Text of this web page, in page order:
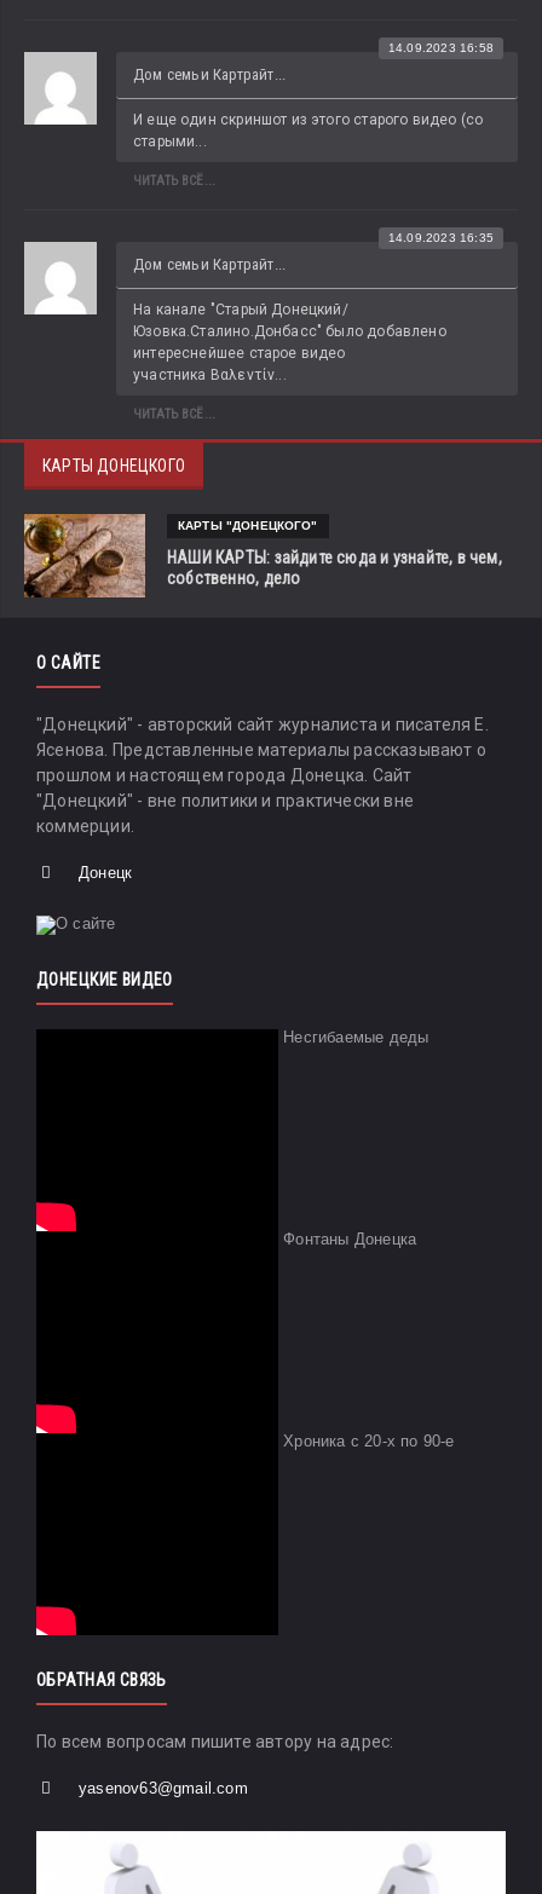
Дом семьи Картрайт...
14.09.2023 16:58
И еще один скриншот из этого старого видео (со
старыми...
ЧИТАТЬ ВСЁ...
Дом семьи Картрайт...
14.09.2023 16:35
На канале "Старый Донецкий/
Юзовка.Сталино.Донбасс" было добавлено
интереснейшее старое видео
участника Βαλεντίν...
ЧИТАТЬ ВСЁ...
КАРТЫ ДОНЕЦКОГО
КАРТЫ "ДОНЕЦКОГО"
НАШИ КАРТЫ: зайдите сюда и узнайте, в чем,
собственно, дело
О САЙТЕ
"Донецкий" - авторский сайт журналиста и писателя Е.
Ясенова. Представленные материалы рассказывают о
прошлом и настоящем города Донецка. Сайт
"Донецкий" - вне политики и практически вне
коммерции.
Донецк
ДОНЕЦКИЕ ВИДЕО
Несгибаемые деды
Фонтаны Донецка
Хроника с 20-х по 90-е
ОБРАТНАЯ СВЯЗЬ
По всем вопросам пишите автору на адрес:
yasenov63@gmail.com